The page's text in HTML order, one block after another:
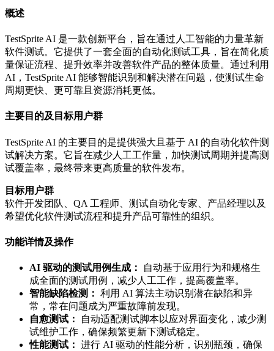
概述
TestSprite AI 是一款创新平台，旨在通过人工智能的力量革新
软件测试。它提供了一套全面的自动化测试工具，旨在简化质
量保证流程、提升效率并改善软件产品的整体质量。通过利用
AI，TestSprite AI 能够智能识别和解决潜在问题，使测试生命
周期更快、更可靠且资源消耗更低。
主要目的及目标用户群
TestSprite AI 的主要目的是提供强大且基于 AI 的自动化软件测
试解决方案。它旨在减少人工工作量，加快测试周期并提高测
试覆盖率，最终带来更高质量的软件发布。
目标用户群
软件开发团队、QA 工程师、测试自动化专家、产品经理以及
希望优化软件测试流程和提升产品可靠性的组织。
功能详情及操作
AI 驱动的测试用例生成：
自动基于应用行为和规格生
成全面的测试用例，减少人工工作，提高覆盖率。
智能缺陷检测： 利用 AI 算法主动识别潜在缺陷和异
常，常在问题成为严重故障前发现。
自愈测试：
自动适配测试脚本以应对界面变化，减少测
试维护工作，确保频繁更新下测试稳定。
性能测试： 进行 AI 驱动的性能分析，识别瓶颈，确保